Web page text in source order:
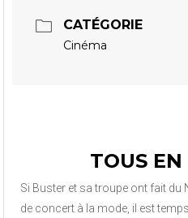
CATÉGORIE
Cinéma
TOUS EN
Si Buster et sa troupe ont fait du
de concert à la mode, il est